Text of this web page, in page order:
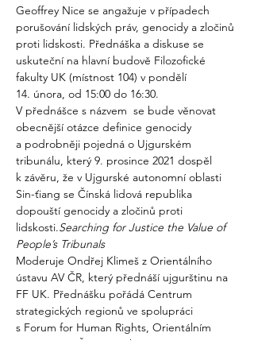
Geoffrey Nice se angažuje v případech
porušování lidských práv, genocidy a zločinů
proti lidskosti. Přednáška a diskuse se
uskuteční na hlavní budově Filozofické
fakulty UK (místnost 104) v pondělí
14. února, od 15:00 do 16:30.
V přednášce s názvem se bude věnovat
obecnější otázce definice genocidy
a podrobněji pojedná o Ujgurském
tribunálu, který 9. prosince 2021 dospěl
k závěru, že v Ujgurské autonomní oblasti
Sin-ťiang se Čínská lidová republika
dopouští genocidy a zločinů proti
lidskosti.Searching for Justice the Value of
People’s Tribunals
Moderuje Ondřej Klimeš z Orientálního
ústavu AV ČR, který přednáší ujgurštinu na
FF UK. Přednášku pořádá Centrum
strategických regionů ve spolupráci
s Forum for Human Rights, Orientálním
ústavem AV ČR a projektem Sinopsis.